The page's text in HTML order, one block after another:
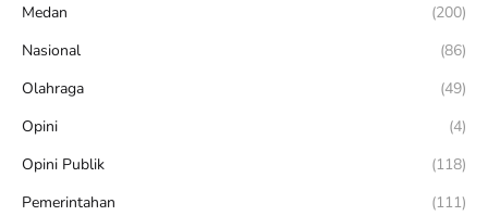
Medan
(200)
Nasional
(86)
Olahraga
(49)
Opini
(4)
Opini Publik
(118)
Pemerintahan
(111)